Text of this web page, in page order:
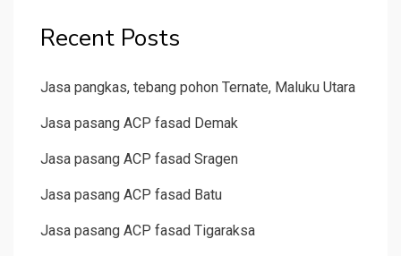
Recent Posts
Jasa pangkas, tebang pohon Ternate, Maluku Utara
Jasa pasang ACP fasad Demak
Jasa pasang ACP fasad Sragen
Jasa pasang ACP fasad Batu
Jasa pasang ACP fasad Tigaraksa